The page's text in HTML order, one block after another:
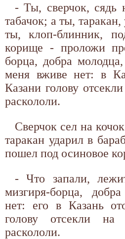
- Ты, сверчок, сядь
табачок; а ты, таракан,
ты, клоп-блинник,
корище - проложи
борца, добра
меня вживе нет: в
Казани голову
раскололи.
Сверчок сел на
таракан ударил в
пошел под осиновое
- Что запали,
мизгиря-борца,
нет: его в Казань
голову отсекли
раскололи.